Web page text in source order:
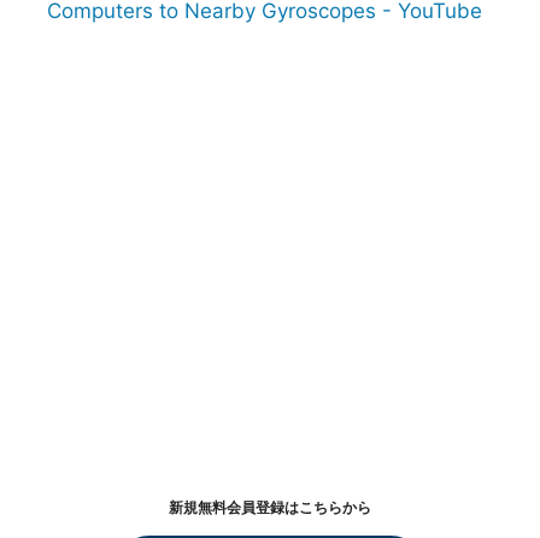
Computers to Nearby Gyroscopes - YouTube
新規無料会員登録はこちらから